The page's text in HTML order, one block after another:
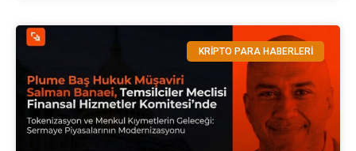
KRİPTO PARA HABERLERİ